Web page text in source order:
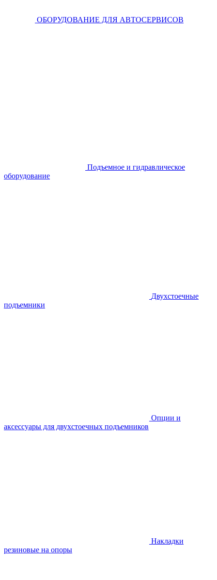
ОБОРУДОВАНИЕ ДЛЯ АВТОСЕРВИСОВ
Подъемное и гидравлическое
оборудование
Двухстоечные
подъемники
Опции и
аксессуары для двухстоечных подъемников
Накладки
резиновые на опоры